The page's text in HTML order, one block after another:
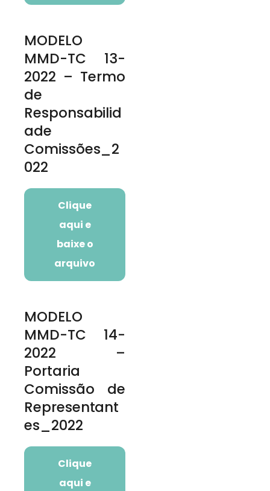
MODELO
MMD-TC 13-
2022 – Termo
de
Responsabilid
ade
Comissões_2
022
Clique
aqui e
baixe o
arquivo
MODELO
MMD-TC 14-
2022 –
Portaria
Comissão de
Representant
es_2022
Clique
aqui e